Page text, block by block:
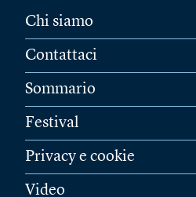
Chi siamo
Contattaci
Sommario
Festival
Privacy e cookie
Video